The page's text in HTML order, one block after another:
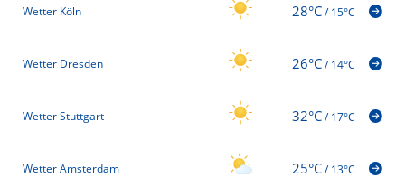
Wetter Köln 28°C/15°C
Wetter Dresden 26°C/14°C
Wetter Stuttgart 32°C/17°C
Wetter Amsterdam 25°C/13°C